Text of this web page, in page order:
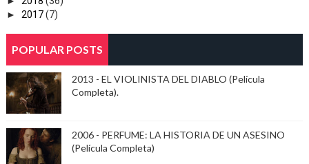
► 2017(7)
POPULAR POSTS
2013 - EL VIOLINISTA DEL DIABLO (Película
Completa).
2006 - PERFUME: LA HISTORIA DE UN ASESINO
(Película Completa)